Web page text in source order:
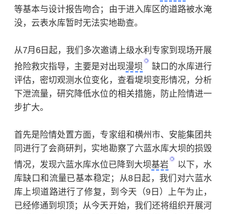
等基本与设计报告吻合；由于进入库区的道路被水淹
没，云表水库暂时无法实地勘查。
从7月6日起，我们多次邀请上级水利专家到现场开展
抢险救灾指导，主要是对出现漫坝
缺口的水库进行
评估，密切观测水位变化，查看堤坝变形情况，分析
下泄流量，研究降低水位的相关措施，防止险情进一
步扩大。
首先是险情处置方面，专家组和横州市、安能集团共
同进行了会商研判，实地勘察了六蓝水库大坝的损毁
情况，发现六蓝水库水位已降到大坝基岩
以下，水
库缺口和流量已基本稳定；从8日起，我们对六蓝水
库上坝道路进行了修复，到今天（9日）上午为止，
已经修通到坝顶；从今天开始，我们还将组织开展河